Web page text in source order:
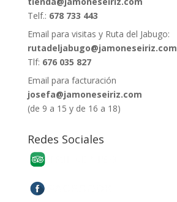
Telf.: 678 733 443
Email para visitas y Ruta del Jabugo:
rutadeljabugo@jamoneseiriz.com
Tlf: 676 035 827
Email para facturación
josefa@jamoneseiriz.com
(de 9 a 15 y de 16 a 18)
Redes Sociales